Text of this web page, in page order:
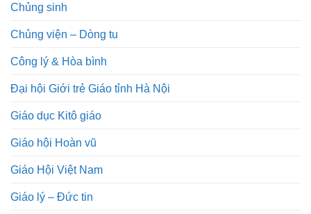
Chủng sinh
Chủng viện – Dòng tu
Công lý & Hòa bình
Đại hội Giới trẻ Giáo tỉnh Hà Nội
Giáo dục Kitô giáo
Giáo hội Hoàn vũ
Giáo Hội Việt Nam
Giáo lý – Đức tin